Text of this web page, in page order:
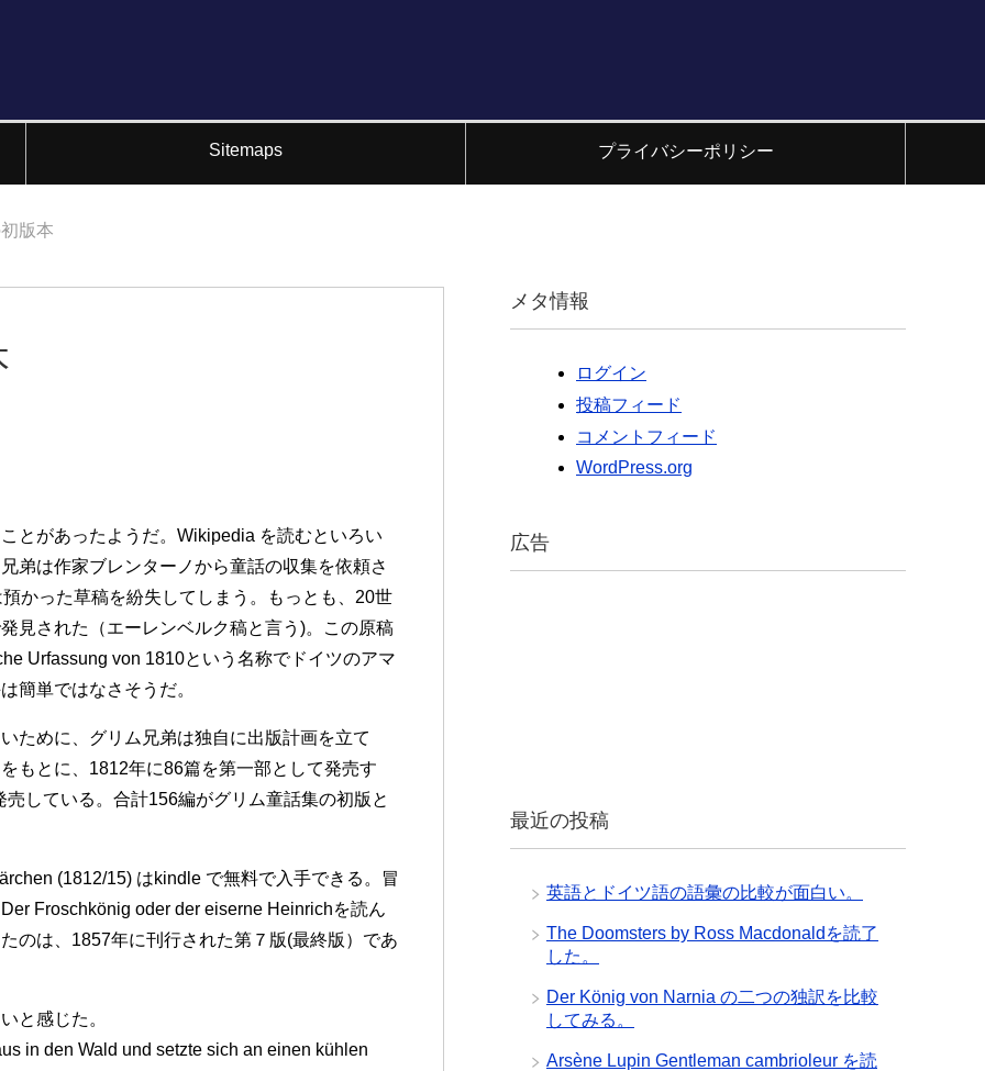
Sitemaps プライバシーポリシー
版本
とがあったようだ。Wikipedia を読むといろい
弟は作家ブレンターノから童話の収集を依頼さ
かった草稿を紛失してしまう。もっとも、20世
見された（エーレンベルク稿と言う)。この原稿
Urfassung von 1810という名称でドイツのアマ
簡単ではなさそうだ。
ために、グリム兄弟は独自に出版計画を立て
もとに、1812年に86篇を第一部として発売す
している。合計156編がグリム童話集の初版と
(1812/15) はkindle で無料で入手できる。冒
Froschkönig oder der eiserne Heinrichを読ん
のは、1857年に刊行された第７版(最終版）であ
と感じた。
in den Wald und setzte sich an einen kühlen
メタ情報
ログイン
投稿フィード
コメントフィード
WordPress.org
広告
最近の投稿
英語とドイツ語の語彙の比較が面白い。
The Doomsters by Ross Macdonaldを読了
した。
Der König von Narnia の二つの独訳を比較
してみる。
Arsène Lupin Gentleman cambrioleur を読